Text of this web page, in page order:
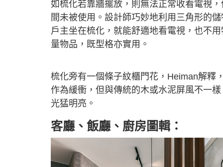
如梳化若靠牆擺放，則無法正常收看電視
間未被使用。設計師巧妙地利用三角形的
戶主坐在梳化，就能舒適地看電視，也不
量物品，既型格亦實用。
梳化旁有一個條子紋櫃門花，Heiman解釋
作為緩衝，但與傳統的木或水泥屏風不一
光猛明亮。
客廳、飯廳、廚房圖輯：